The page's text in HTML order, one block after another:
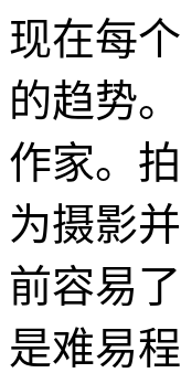
现在每
的趋势
作家。
为摄影
前容易
是难易